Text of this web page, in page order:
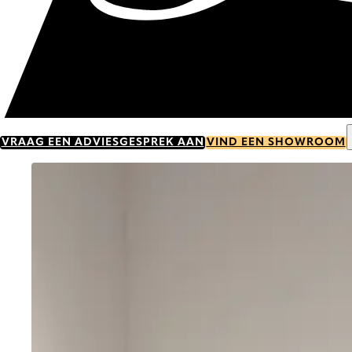
VRAAG EEN ADVIESGESPREK AAN VIND EEN SHOWROOM
Go to item 0